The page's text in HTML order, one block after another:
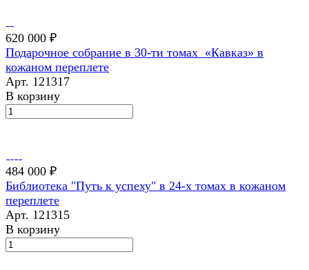
620 000 ₽
Подарочное собрание в 30-ти томах «Кавказ» в
кожаном переплете
Арт. 121317
В корзину
484 000 ₽
Библиотека "Путь к успеху" в 24-х томах в кожаном
переплете
Арт. 121315
В корзину